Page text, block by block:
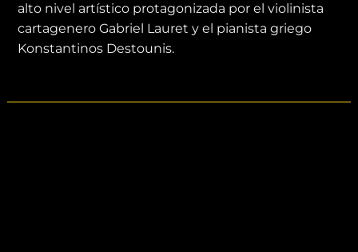
alto nivel artístico protagonizada por el violinista
cartagenero Gabriel Lauret y el pianista griego
Konstantinos Destounis.